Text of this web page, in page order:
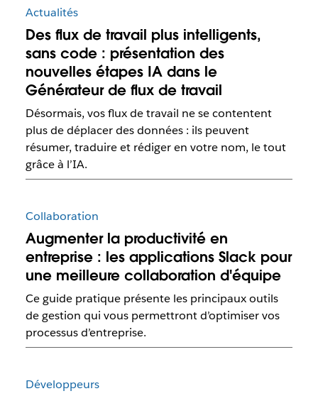
Actualités
Des flux de travail plus intelligents,
sans code : présentation des
nouvelles étapes IA dans le
Générateur de flux de travail
Désormais, vos flux de travail ne se contentent
plus de déplacer des données : ils peuvent
résumer, traduire et rédiger en votre nom, le tout
grâce à l’IA.
Collaboration
Augmenter la productivité en
entreprise : les applications Slack pour
une meilleure collaboration d'équipe
Ce guide pratique présente les principaux outils
de gestion qui vous permettront d’optimiser vos
processus d’entreprise.
Développeurs